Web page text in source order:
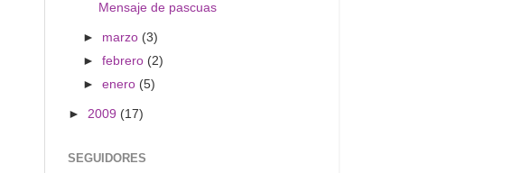
Mensaje de pascuas
► marzo (3)
►febrero (2)
►enero (5)
► 2009 (17)
SEGUIDORES